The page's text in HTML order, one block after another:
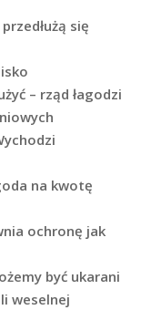
się
– rząd łagodzi
na kwotę
ochronę jak
być ukarani
weselnej